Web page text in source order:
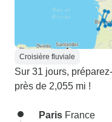
Croisière fluviale
Sur 31 jours,
près de 2,055 mi !
Paris France